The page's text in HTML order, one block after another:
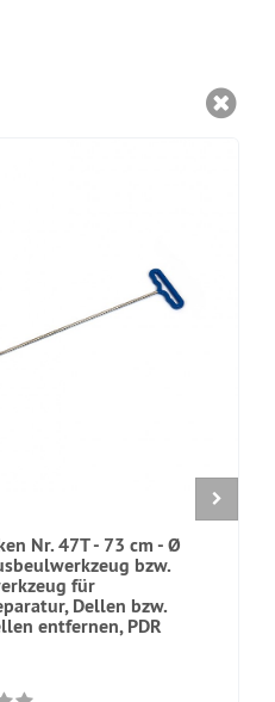
Nr. 47Т - 73 cm - Ø
bzw.
für
Dellen bzw.
entfernen, PDR